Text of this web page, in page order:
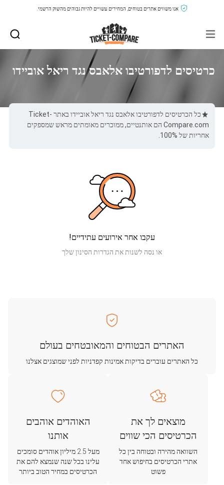
אנו משווים אתרים בטוחים, המחירים עשויים להיות גבוהים מהשוק הרשמי.
כרטיסים לדפורטיבו אלאבס נגד ריאל אוביידו
כל הכרטיסים לדפורטיבו אלאבס נגד ריאל אוביידו באתר Ticket-
Compare.com הם אותנטיים, ממוכרים מאומתים מראש שמספקים
אחריות של 100%.
עקבו אחר אירועים עתידיים!
או נסה לשנות את הגדרות הסינון שלך
האתרים הבטוחים והמאובטחים בעולם
כל האתרים עוברים בדיקות אמינות קפדניות לפני שמוצגים אצלנו
מוצאים לך את
הכרטיסים הכי שווים
השוואה מהירה ובטוחה בין כל
אתרי הכרטיסים בחיפוש אחד
פשוט
האוהדים אוהבים
אותנו
מעל 2.5 מיליון אוהדים סומכים
עלינו בכל שנה שנמצא להם את
הכרטיסים במחיר הטוב ביותר